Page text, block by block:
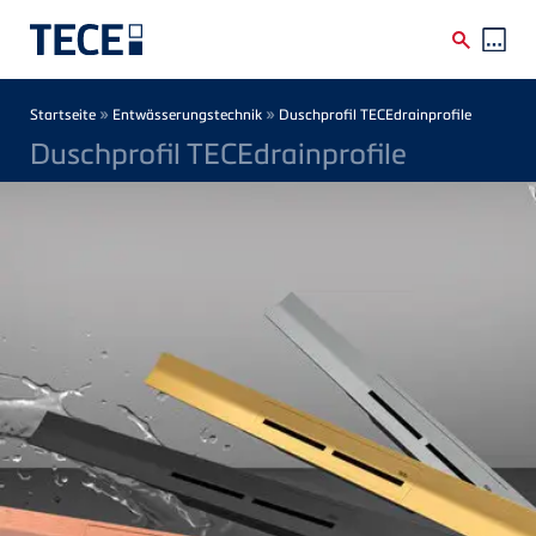
Breadcrumb
Startseite » Entwässerungstechnik » Duschprofil TECEdrainprofile
Duschprofil TECEdrainprofile